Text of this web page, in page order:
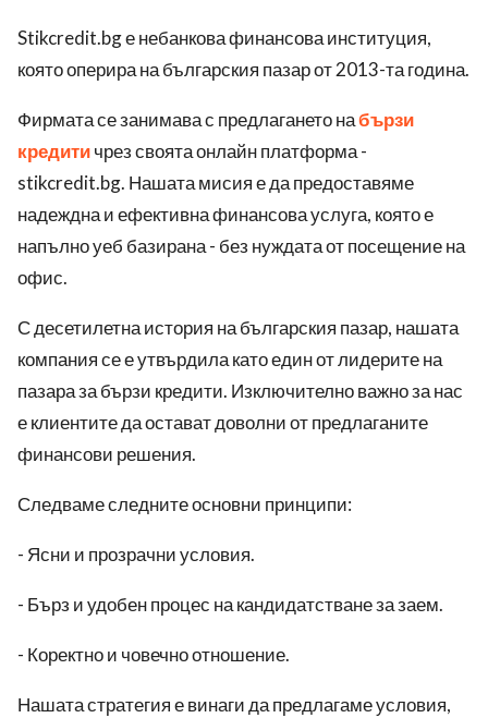
Stikcredit.bg е небанкова финансова институция,
която оперира на българския пазар от 2013-та година.
Фирмата се занимава с предлагането набързи
кредитичрез своята онлайн платформа -
stikcredit.bg. Нашата мисия е да предоставяме
надеждна и ефективна финансова услуга, която е
напълно уеб базирана - без нуждата от посещение на
офис.
С десетилетна история на българския пазар, нашата
компания се е утвърдила като един от лидерите на
пазара за бързи кредити. Изключително важно за нас
е клиентите да остават доволни от предлаганите
финансови решения.
Следваме следните основни принципи:
- Ясни и прозрачни условия.
- Бърз и удобен процес на кандидатстване за заем.
- Коректно и човечно отношение.
Нашата стратегия е винаги да предлагаме условия,